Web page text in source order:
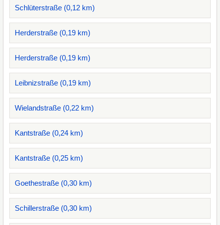
Schlüterstraße (0,12 km)
Herderstraße (0,19 km)
Herderstraße (0,19 km)
Leibnizstraße (0,19 km)
Wielandstraße (0,22 km)
Kantstraße (0,24 km)
Kantstraße (0,25 km)
Goethestraße (0,30 km)
Schillerstraße (0,30 km)